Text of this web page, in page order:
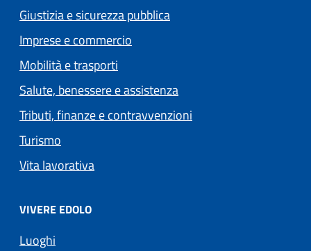
Giustizia e sicurezza pubblica
Imprese e commercio
Mobilità e trasporti
Salute, benessere e assistenza
Tributi, finanze e contravvenzioni
Turismo
Vita lavorativa
VIVERE EDOLO
Luoghi